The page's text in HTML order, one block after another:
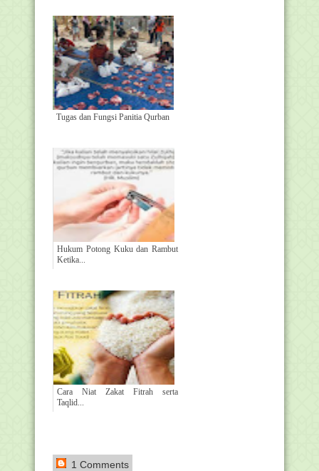
Tugas dan Fungsi Panitia Qurban
Hukum Potong Kuku dan Rambut
Ketika...
Cara Niat Zakat Fitrah serta
Taqlid...
1 Comments